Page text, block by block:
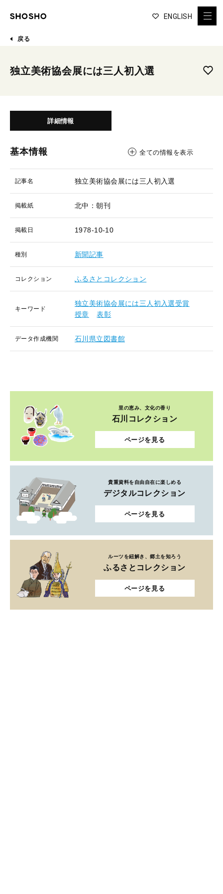
ENGLISH
戻る
独立美術協会展には三人初入選
詳細情報
基本情報 全ての情報を表示
記事名 独立美術協会展には三人初入選
掲載紙 北中：朝刊
掲載日 1978-10-10
種別 新聞記事
コレクション ふるさとコレクション
キーワード
独立美術協会展には三人初入選受賞
授章
表彰
データ作成機関 石川県立図書館
里の恵み、文化の香り
石川コレクション
ページを見る
貴重資料を自由自在に楽しめる
デジタルコレクション
ページを見る
ルーツを紐解き、郷土を知ろう
ふるさとコレクション
ページを見る